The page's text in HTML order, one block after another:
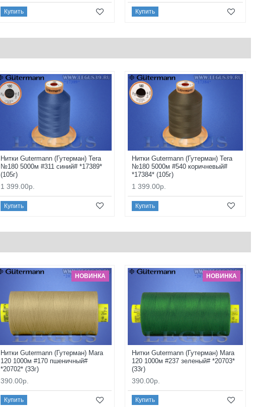
Купить Купить
Нитки Gutermann (Гутерман) Tera
№180 5000м #311 синий# *17389*
(105г)
1 399.00р.
Купить
Нитки Gutermann (Гутерман) Tera
№180 5000м #540 коричневый#
*17384* (105г)
1 399.00р.
Купить
НОВИНКА
Нитки Gutermann (Гутерман) Mara
120 1000м #170 пшеничный#
*20702* (33г)
390.00р.
Купить
НОВИНКА
Нитки Gutermann (Гутерман) Mara
120 1000м #237 зеленый# *20703*
(33г)
390.00р.
Купить